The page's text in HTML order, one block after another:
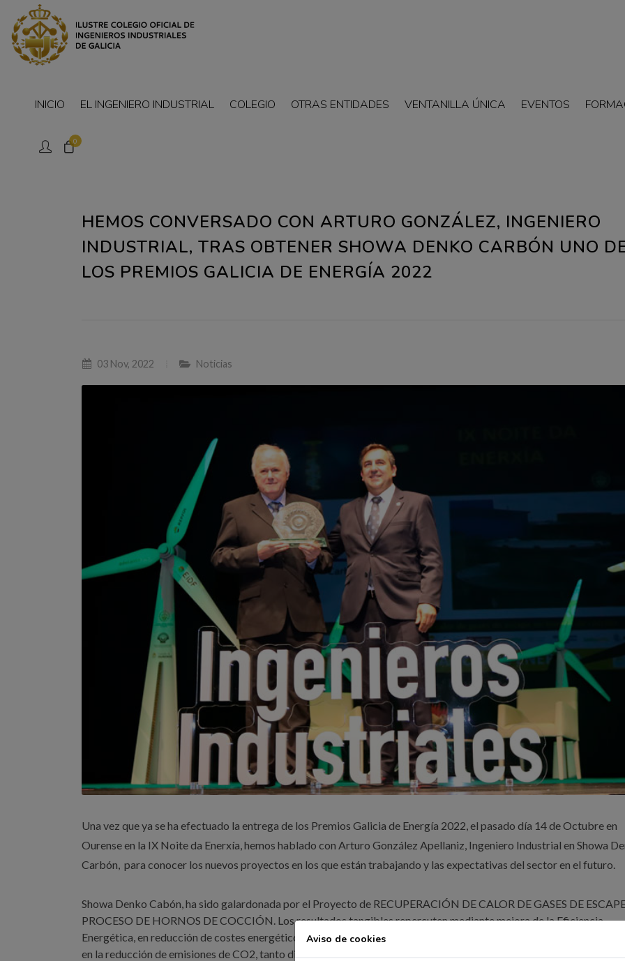
0
INICIO EL INGENIERO INDUSTRIAL COLEGIO OTRAS ENTIDADES VENTANILLA ÚNICA EVENTOS
HEMOS CONVERSADO CON ARTURO GONZÁLEZ, INGENIERO
INDUSTRIAL, TRAS OBTENER SHOWA DENKO CARBÓN UNO
LOS PREMIOS GALICIA DE ENERGÍA 2022
03 Nov, 2022 Noticias
Una vez que ya se ha efectuado la entrega de los Premios Galicia de Energía 2022, el pasado día 14 de Octubre en
Ourense en la IX Noite da Enerxía, hemos hablado con Arturo González Apellaniz, Ingeniero Industrial en Showa
Carbón, para conocer los nuevos proyectos en los que están trabajando y las expectativas del sector en el futuro.
Showa Denko Cabón, ha sido galardonada por el Proyecto de RECUPERACIÓN DE CALOR DE GASES DE
PROCESO DE HORNOS DE COCCIÓN. Los resultados tangibles repercuten mediante mejora de la Eficiencia
Energética, en reducción de costes energéticos, mediante reducción de Consumo de Electricidad y Gas Natural,
en la reducción de emisiones de CO2, tanto directas por reducción de consumos de gas natural en proceso de
Aviso de cookies